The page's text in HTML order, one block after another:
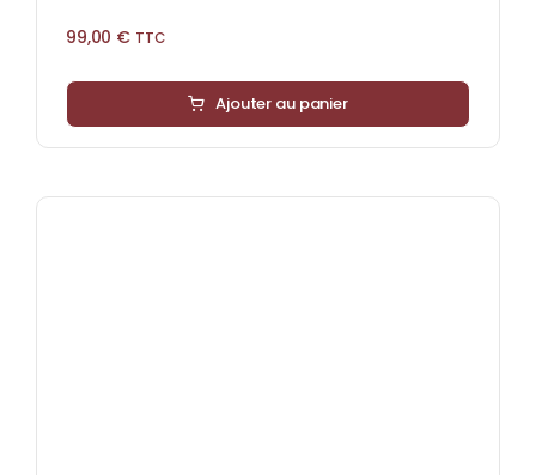
99,00 € TTC
Ajouter au panier